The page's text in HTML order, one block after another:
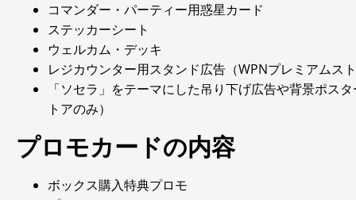
コマンダー・パーティー用惑星カード
ステッカーシート
ウェルカム・デッキ
レジカウンター用スタンド広告（WPNプレミアムス
「ソセラ」をテーマにした吊り下げ広告や背景ポス
トアのみ）
プロモカードの内容
ボックス購入特典プロモ